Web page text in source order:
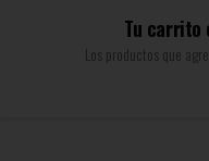
Tu carrito
Los productos que